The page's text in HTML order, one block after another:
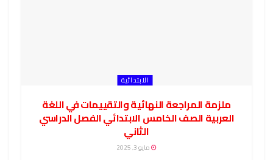
الابتدائية
ملزمة المراجعة النهائية والتقييمات في اللغة
العربية الصف الخامس الابتدائي الفصل الدراسي
الثاني
مايو 3, 2025